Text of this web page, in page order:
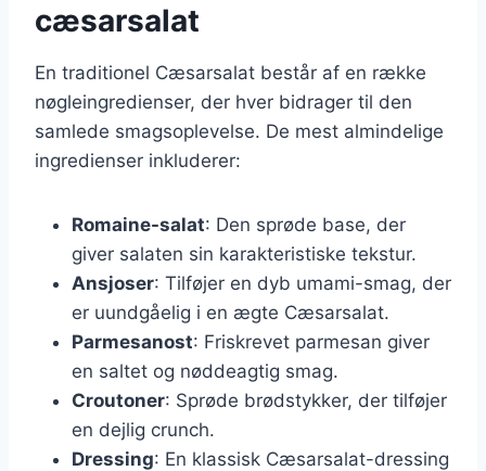
cæsarsalat
En traditionel Cæsarsalat består af en række
nøgleingredienser, der hver bidrager til den
samlede smagsoplevelse. De mest almindelige
ingredienser inkluderer:
Romaine-salat: Den sprøde base, der
giver salaten sin karakteristiske tekstur.
Ansjoser: Tilføjer en dyb umami-smag, der
er uundgåelig i en ægte Cæsarsalat.
Parmesanost: Friskrevet parmesan giver
en saltet og nøddeagtig smag.
Croutoner: Sprøde brødstykker, der tilføjer
en dejlig crunch.
Dressing: En klassisk Cæsarsalat-dressing